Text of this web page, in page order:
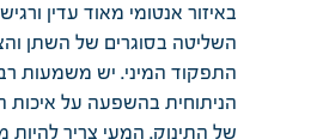
באיזור אנטומי מאוד עדין
השליטה בסוגרים של השתן
התפקוד המיני. יש משמעות
הניתוחית בהשפעה על איכות
של התינוק. המעי צריך להיות